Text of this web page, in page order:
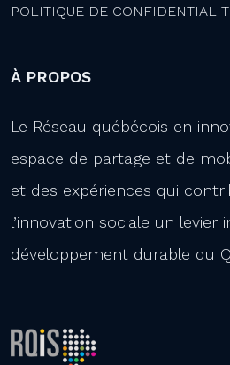
POLITIQUE DE
À PROPOS
Le Réseau québécois en
espace de partage et de
et des expériences qui
l’innovation sociale un levier
développement durable du